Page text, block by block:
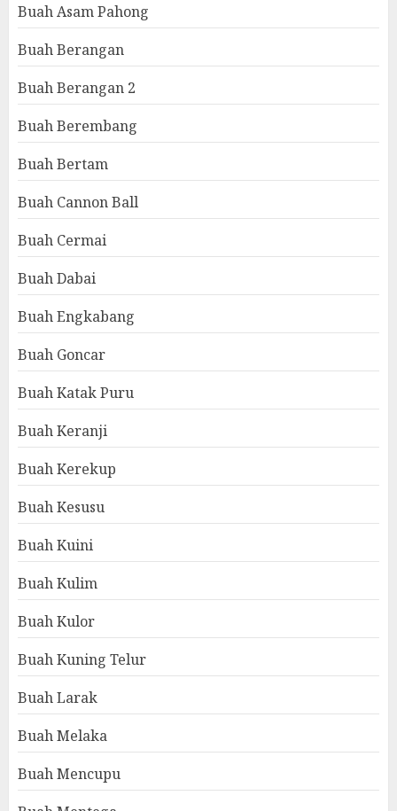
Buah Asam Pahong
Buah Berangan
Buah Berangan 2
Buah Berembang
Buah Bertam
Buah Cannon Ball
Buah Cermai
Buah Dabai
Buah Engkabang
Buah Goncar
Buah Katak Puru
Buah Keranji
Buah Kerekup
Buah Kesusu
Buah Kuini
Buah Kulim
Buah Kulor
Buah Kuning Telur
Buah Larak
Buah Melaka
Buah Mencupu